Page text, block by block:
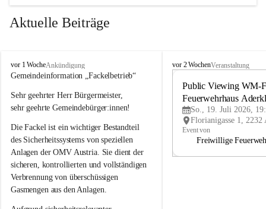
Aktuelle Beiträge
A
d
r
k
a
a
vor 1 WocheAnkündigung
Gemeindeinformation „Fackelbetrieb“
Sehr geehrter Herr Bürgermeister,
sehr geehrte Gemeindebürger:innen!
Die Fackel ist ein wichtiger Bestandteil
des Sicherheitssystems von speziellen
Anlagen der OMV Austria. Sie dient der
sicheren, kontrollierten und vollständigen
Verbrennung von überschüssigen
Gasmengen aus den Anlagen.
A
vor 2 WochenVeranstaltung
Public Viewing WM-
Feuerwehrhaus
So., 19. Juli 2026,
Event von
Freiwillige